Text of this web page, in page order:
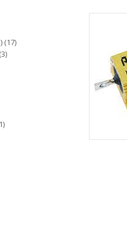
17
3
1